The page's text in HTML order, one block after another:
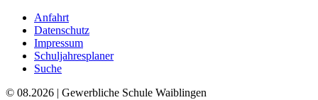
Anfahrt
Datenschutz
Impressum
Schuljahresplaner
Suche
© 08.2026 | Gewerbliche Schule Waiblingen